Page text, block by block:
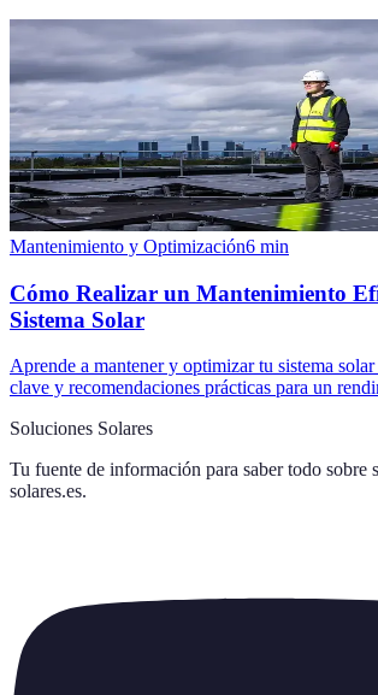
Mantenimiento y Optimización6 min
Cómo Realizar un Mantenimiento
Sistema Solar
Aprende a mantener y optimizar tu sistema solar
clave y recomendaciones prácticas para un
Soluciones Solares
Tu fuente de información para saber todo sobre
solares.es.